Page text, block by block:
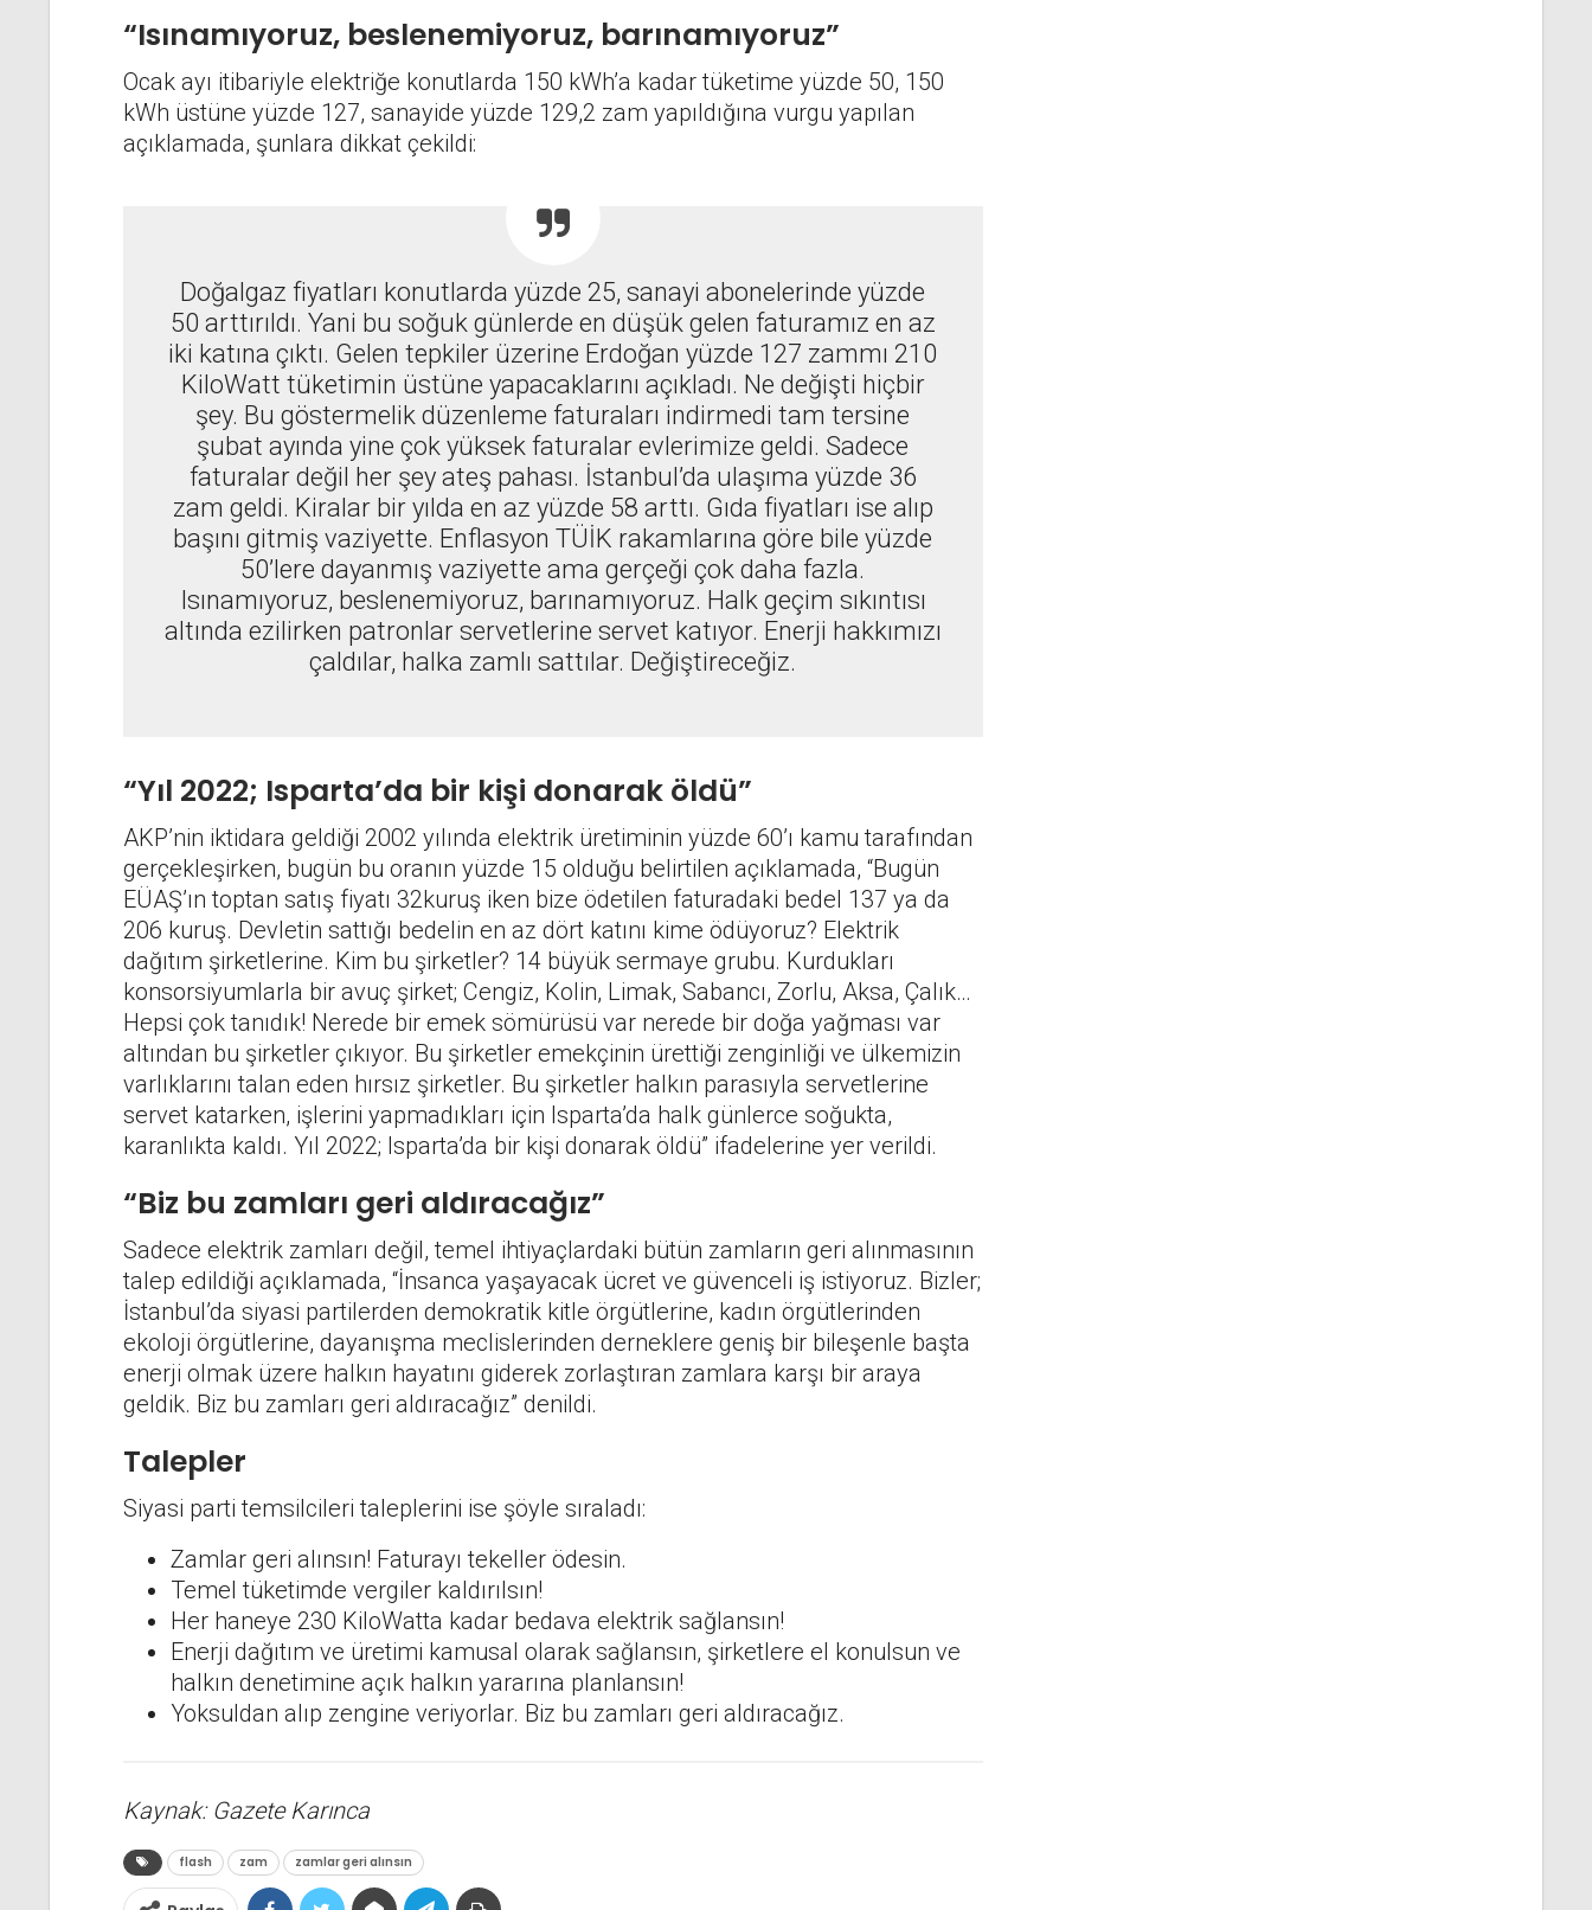
“Isınamıyoruz, beslenemiyoruz, barınamıyoruz”
Ocak ayı itibariyle elektriğe konutlarda 150 kWh’a kadar tüketime yüzde 50, 150
kWh üstüne yüzde 127, sanayide yüzde 129,2 zam yapıldığına vurgu yapılan
açıklamada, şunlara dikkat çekildi:
Doğalgaz fiyatları konutlarda yüzde 25, sanayi abonelerinde yüzde
50 arttırıldı. Yani bu soğuk günlerde en düşük gelen faturamız en az
iki katına çıktı. Gelen tepkiler üzerine Erdoğan yüzde 127 zammı 210
KiloWatt tüketimin üstüne yapacaklarını açıkladı. Ne değişti hiçbir
şey. Bu göstermelik düzenleme faturaları indirmedi tam tersine
şubat ayında yine çok yüksek faturalar evlerimize geldi. Sadece
faturalar değil her şey ateş pahası. İstanbul’da ulaşıma yüzde 36
zam geldi. Kiralar bir yılda en az yüzde 58 arttı. Gıda fiyatları ise alıp
başını gitmiş vaziyette. Enflasyon TÜİK rakamlarına göre bile yüzde
50’lere dayanmış vaziyette ama gerçeği çok daha fazla.
Isınamıyoruz, beslenemiyoruz, barınamıyoruz. Halk geçim sıkıntısı
altında ezilirken patronlar servetlerine servet katıyor. Enerji hakkımızı
çaldılar, halka zamlı sattılar. Değiştireceğiz.
“Yıl 2022; Isparta’da bir kişi donarak öldü”
AKP’nin iktidara geldiği 2002 yılında elektrik üretiminin yüzde 60’ı kamu tarafından
gerçekleşirken, bugün bu oranın yüzde 15 olduğu belirtilen açıklamada, “Bugün
EÜAŞ’ın toptan satış fiyatı 32kuruş iken bize ödetilen faturadaki bedel 137 ya da
206 kuruş. Devletin sattığı bedelin en az dört katını kime ödüyoruz? Elektrik
dağıtım şirketlerine. Kim bu şirketler? 14 büyük sermaye grubu. Kurdukları
konsorsiyumlarla bir avuç şirket; Cengiz, Kolin, Limak, Sabancı, Zorlu, Aksa, Çalık…
Hepsi çok tanıdık! Nerede bir emek sömürüsü var nerede bir doğa yağması var
altından bu şirketler çıkıyor. Bu şirketler emekçinin ürettiği zenginliği ve ülkemizin
varlıklarını talan eden hırsız şirketler. Bu şirketler halkın parasıyla servetlerine
servet katarken, işlerini yapmadıkları için Isparta’da halk günlerce soğukta,
karanlıkta kaldı. Yıl 2022; Isparta’da bir kişi donarak öldü” ifadelerine yer verildi.
“Biz bu zamları geri aldıracağız”
Sadece elektrik zamları değil, temel ihtiyaçlardaki bütün zamların geri alınmasının
talep edildiği açıklamada, “İnsanca yaşayacak ücret ve güvenceli iş istiyoruz. Bizler;
İstanbul’da siyasi partilerden demokratik kitle örgütlerine, kadın örgütlerinden
ekoloji örgütlerine, dayanışma meclislerinden derneklere geniş bir bileşenle başta
enerji olmak üzere halkın hayatını giderek zorlaştıran zamlara karşı bir araya
geldik. Biz bu zamları geri aldıracağız” denildi.
Talepler
Siyasi parti temsilcileri taleplerini ise şöyle sıraladı:
Zamlar geri alınsın! Faturayı tekeller ödesin.
Temel tüketimde vergiler kaldırılsın!
Her haneye 230 KiloWatta kadar bedava elektrik sağlansın!
Enerji dağıtım ve üretimi kamusal olarak sağlansın, şirketlere el konulsun ve
halkın denetimine açık halkın yararına planlansın!
Yoksuldan alıp zengine veriyorlar. Biz bu zamları geri aldıracağız.
Kaynak: Gazete Karınca
flash zam zamlar geri alınsın